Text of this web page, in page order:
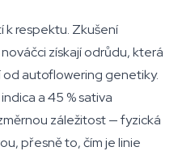
k respektu. Zkušení
získají odrůdu, která
autoflowering genetiky.
a 45 % sativa
záležitost — fyzická
přesně to, čím je linie